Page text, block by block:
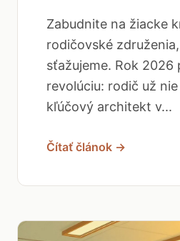
Zabudnite na žiacke
rodičovské
sťažujeme. Rok 2026
revolúciu: rodič už
kľúčový architekt v...
Čítať článok →